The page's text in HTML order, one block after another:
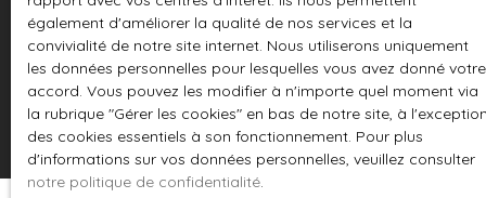
Budget max (€)
Surface min (m²)
Rechercher
également d'améliorer la qualité de nos services et la
convivialité de notre site internet. Nous utiliserons uniquement
les données personnelles pour lesquelles vous avez donné votre
accord. Vous pouvez les modifier à n'importe quel moment via
la rubrique ″Gérer les cookies″ en bas de notre site, à
des cookies essentiels à son fonctionnement. Pour plus
d'informations sur vos données personnelles, veuillez consulter
notre politique de confidentialité.